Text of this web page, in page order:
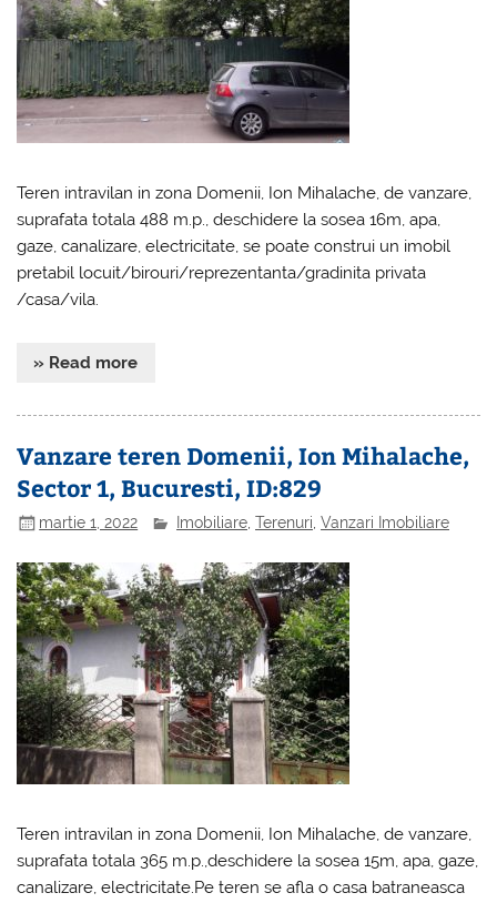
Teren intravilan in zona Domenii, Ion Mihalache, de vanzare,
suprafata totala 488 m.p., deschidere la sosea 16m, apa,
gaze, canalizare, electricitate, se poate construi un imobil
pretabil locuit/birouri/reprezentanta/gradinita privata
/casa/vila.
» Read more
Vanzare teren Domenii, Ion Mihalache,
Sector 1, Bucuresti, ID:829
martie 1, 2022 Imobiliare ,Terenuri ,Vanzari Imobiliare
Teren intravilan in zona Domenii, Ion Mihalache, de vanzare,
suprafata totala 365 m.p.,deschidere la sosea 15m, apa, gaze,
canalizare, electricitate.Pe teren se afla o casa batraneasca